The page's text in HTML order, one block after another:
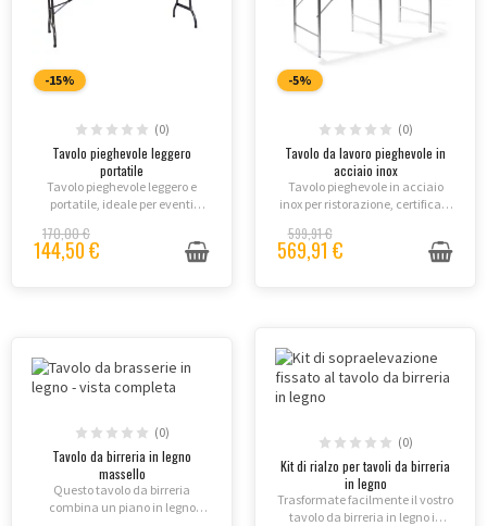
-15%
(0)
Tavolo pieghevole leggero
portatile
Tavolo pieghevole leggero e
portatile, ideale per eventi
durevole e facile da trasportare
con maniglia pratica. Perfetto
170,00 €
144,50 €
-5%
(0)
Tavolo da lavoro pieghevole in
acciaio inox
Tavolo pieghevole in acciaio
inox per ristorazione, certificato
grande stabilità e ripiegamento
compatto per cucine
599,91 €
569,91 €
(0)
Tavolo da birreria in legno
massello
Questo tavolo da birreria
combina un piano in legno
(0)
Kit di rialzo per tavoli da birreria
in legno
Trasformate facilmente il vostro
tavolo da birreria in legno in